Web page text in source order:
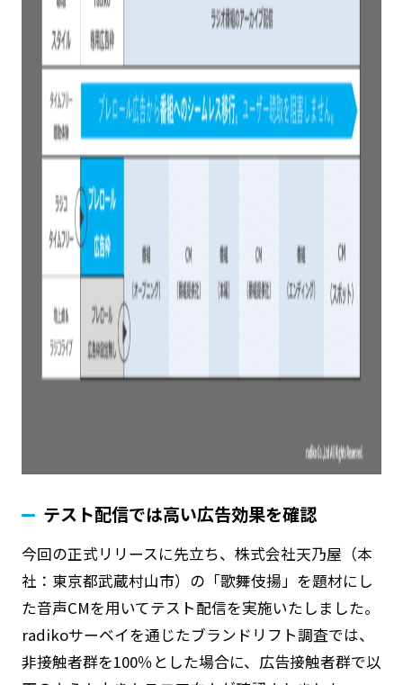
テスト配信では高い広告効果を確認
今回の正式リリースに先立ち、株式会社天乃屋（本
社：東京都武蔵村山市）の「歌舞伎揚」を題材にし
た音声CMを用いてテスト配信を実施いたしました。
radikoサーベイを通じたブランドリフト調査では、
非接触者群を100％とした場合に、広告接触者群で以